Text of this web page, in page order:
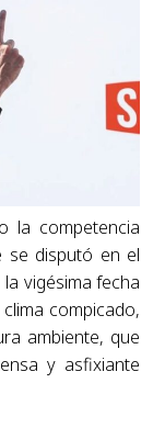
la competencia
se disputó en el
vigésima fecha
compicado,
ambiente, que
y asfixiante